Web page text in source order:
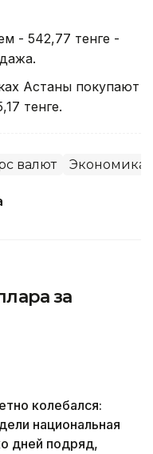
- 542,77 тенге -
Астаны покупают
тенге.
валют Экономика
за
колебался:
национальная
дней подряд,